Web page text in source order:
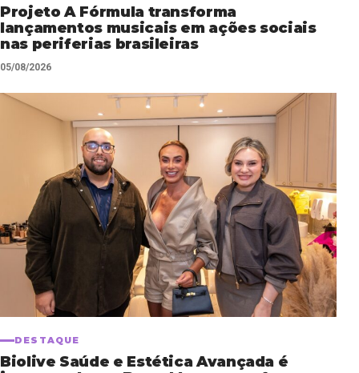
Projeto A Fórmula transforma
lançamentos musicais em ações sociais
nas periferias brasileiras
05/08/2026
DESTAQUE
Biolive Saúde e Estética Avançada é